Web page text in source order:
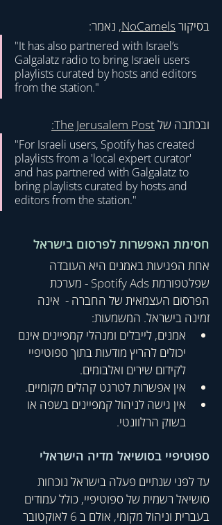
בסיקור NoCamels, נאמר:
"It has also partnered with Israel’s
Galgalatz radio to bring Israeli users
playlists curated by hosts and editors
from the station."
ובכתבה של The Jerusalem Post
:
"For Israeli users, Spotify has created
playlists from a 'local expert curator'
and has partnered with Galgalatz to
bring playlists curated by hosts and
editors from the station."
חסימת האפשרות לפרסום בישראל
אחת הפגיעות באמנים היא העובדה
שפלטפורמת Spotify Ads - מערכת
הפרסום העצמאית של החברה -  אינה
זמינה בישראל. המשמעות:
אמנים, לייבלים ומנהלי קמפיינים אינם
יכולים להריץ מודעות בתוך ספוטיפיי
לקידום שירים ואלבומים.
אין אפשרות לטרגט קהלים מקומיים.
אין גישה לניהול קמפיינים בשפה או
בשוק הרלוונטי.
ספוטיפיי בסושיאל מדיה הישראלי
עד לפני שנתיים פעלה בישראל נוכחות
סושיאל רשמית של ספוטיפיי, כולל עמודים
בעברית וניהול מקומי, אולם ב 6 לאוקטובר